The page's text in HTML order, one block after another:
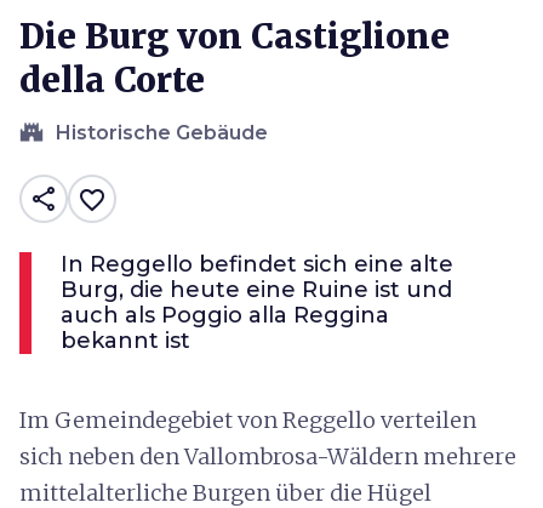
Die Burg von Castiglione
della Corte
castle Historische Gebäude
share favorite_border
In Reggello befindet sich eine alte
Burg, die heute eine Ruine ist und
auch als Poggio alla Reggina
bekannt ist
Im Gemeindegebiet von Reggello verteilen
sich neben den Vallombrosa-Wäldern mehrere
mittelalterliche Burgen über die Hügel